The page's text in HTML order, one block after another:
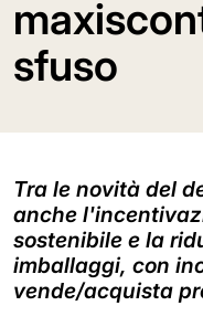
sfuso
Tra le novità del
anche
sostenibile e la
imballaggi, con
vende/acquista